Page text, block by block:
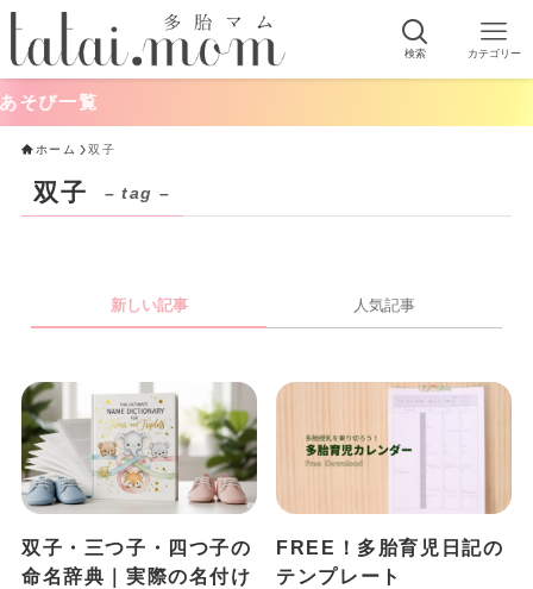
検索 カテゴリー
び一覧
ホーム 双子
双子 – tag –
新しい記事 人気記事
双子・三つ子・四つ子の
命名辞典｜実際の名付け
FREE！多胎育児日記の
テンプレート